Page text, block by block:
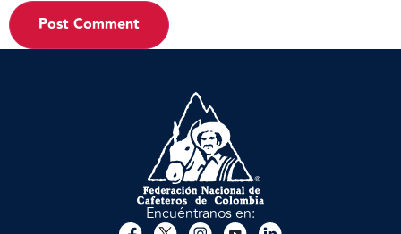
Encuéntranos en: